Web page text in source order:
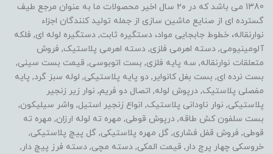
1380 می باشد که در ۲۰ سال اخیر محصولات ما به عنوان مرجع طیف
گسترده ای از صنایع ماشین سازی از جمله تولید کنندگان اجزاء
نوارنقاله، خطوط جابجایی مواد، دستگیره ثابت, دستگیره لوله ای, فلکه
آلومینیومی, دسته اهرمی فلزی, دسته اهرمی پلاستیک, فروش
متعلقات نوارنقاله, سه پایه فلزی, بست اتوبوسی, قیمت بست سینی,
بست نرده ای, بست بغل کانوایر, دو پایه پلاستیکی, لوله سبز گرد, پایه
مفصلی پلاستیک, درپوش لوله, اتصال دو فریم, نوار زیر زنجیر
پلاستیکی, نوار ناودانی پلاستیک, انواع زنجیر استیل, واشر سیلیکون,
بست سلفون کش طاقه, درپوش قوطی, مهره ته لوله ارزان, مهره ته
قوطی, فروش قفل فشاری, گل مهره پلاستیکی, گل پیچ پلاستیکی,
خروسکی چهار پرچ دار, قیمت المکی, دسته مچی, دسته فرز پیچ دار,